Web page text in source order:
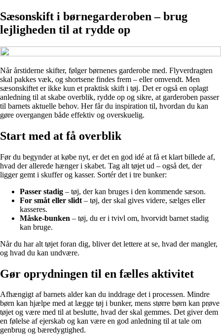
Sæsonskift i børnegarderoben – brug
lejligheden til at rydde op
Når årstiderne skifter, følger børnenes garderobe med. Flyverdragten
skal pakkes væk, og shortsene findes frem – eller omvendt. Men
sæsonskiftet er ikke kun et praktisk skift i tøj. Det er også en oplagt
anledning til at skabe overblik, rydde op og sikre, at garderoben passer
til barnets aktuelle behov. Her får du inspiration til, hvordan du kan
gøre overgangen både effektiv og overskuelig.
Start med at få overblik
Før du begynder at købe nyt, er det en god idé at få et klart billede af,
hvad der allerede hænger i skabet. Tag alt tøjet ud – også det, der
ligger gemt i skuffer og kasser. Sortér det i tre bunker:
Passer stadig – tøj, der kan bruges i den kommende sæson.
For småt eller slidt – tøj, der skal gives videre, sælges eller
kasseres.
Måske-bunken – tøj, du er i tvivl om, hvorvidt barnet stadig
kan bruge.
Når du har alt tøjet foran dig, bliver det lettere at se, hvad der mangler,
og hvad du kan undvære.
Gør oprydningen til en fælles aktivitet
Afhængigt af barnets alder kan du inddrage det i processen. Mindre
børn kan hjælpe med at lægge tøj i bunker, mens større børn kan prøve
tøjet og være med til at beslutte, hvad der skal gemmes. Det giver dem
en følelse af ejerskab og kan være en god anledning til at tale om
genbrug og bæredygtighed.